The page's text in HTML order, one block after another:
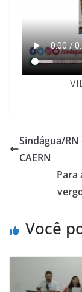
Sindágua/
CAERN
Para
Você